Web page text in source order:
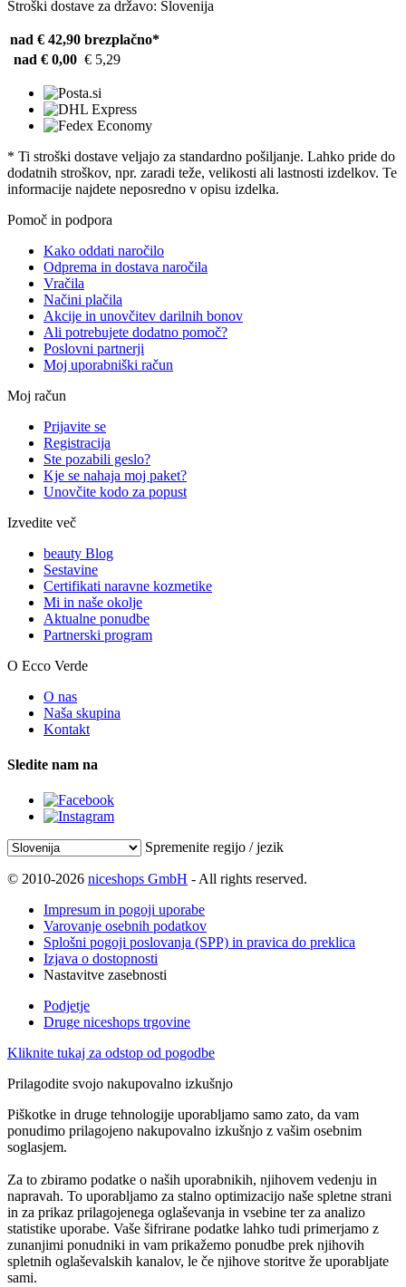
Stroški dostave za državo: Slovenija
nad € 42,90 brezplačno*
nad € 0,00 € 5,29
* Ti stroški dostave veljajo za standardno pošiljanje. Lahko pride do
dodatnih stroškov, npr. zaradi teže, velikosti ali lastnosti izdelkov. Te
informacije najdete neposredno v opisu izdelka.
Pomoč in podpora
Kako oddati naročilo
Odprema in dostava naročila
Vračila
Načini plačila
Akcije in unovčitev darilnih bonov
Ali potrebujete dodatno pomoč?
Poslovni partnerji
Moj uporabniški račun
Moj račun
Prijavite se
Registracija
Ste pozabili geslo?
Kje se nahaja moj paket?
Unovčite kodo za popust
Izvedite več
beauty Blog
Sestavine
Certifikati naravne kozmetike
Mi in naše okolje
Aktualne ponudbe
Partnerski program
O Ecco Verde
O nas
Naša skupina
Kontakt
Sledite nam na
Spremenite regijo / jezik
© 2010-2026 niceshops GmbH - All rights reserved.
Impresum in pogoji uporabe
Varovanje osebnih podatkov
Splošni pogoji poslovanja (SPP) in pravica do preklica
Izjava o dostopnosti
Nastavitve zasebnosti
Podjetje
Druge niceshops trgovine
Kliknite tukaj za odstop od pogodbe
Prilagodite svojo nakupovalno izkušnjo
Piškotke in druge tehnologije uporabljamo samo zato, da vam
ponudimo prilagojeno nakupovalno izkušnjo z vašim osebnim
soglasjem.
Za to zbiramo podatke o naših uporabnikih, njihovem vedenju in
napravah. To uporabljamo za stalno optimizacijo naše spletne strani
in za prikaz prilagojenega oglaševanja in vsebine ter za analizo
statistike uporabe. Vaše šifrirane podatke lahko tudi primerjamo z
zunanjimi ponudniki in vam prikažemo ponudbe prek njihovih
spletnih oglaševalskih kanalov, le če njihove storitve že uporabljate
sami.